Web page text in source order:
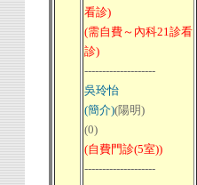
看診)
(需自費～內科21診看
診)
--------------------
吳玲怡
(簡介)(陽明)
(0)
(自費門診(5室))
--------------------